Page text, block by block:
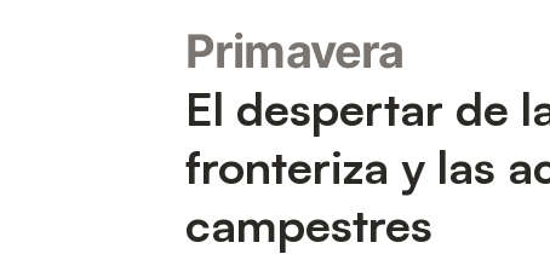
Primavera
El despertar de
fronteriza y las
campestres